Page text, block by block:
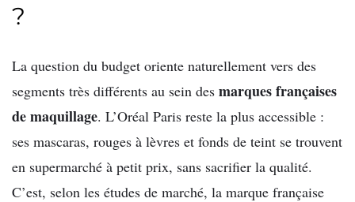
?
La question du budget oriente naturellement vers des
segments très différents au sein des marques françaises
de maquillage. L’Oréal Paris reste la plus accessible :
ses mascaras, rouges à lèvres et fonds de teint se trouvent
en supermarché à petit prix, sans sacrifier la qualité.
C’est, selon les études de marché, la marque française